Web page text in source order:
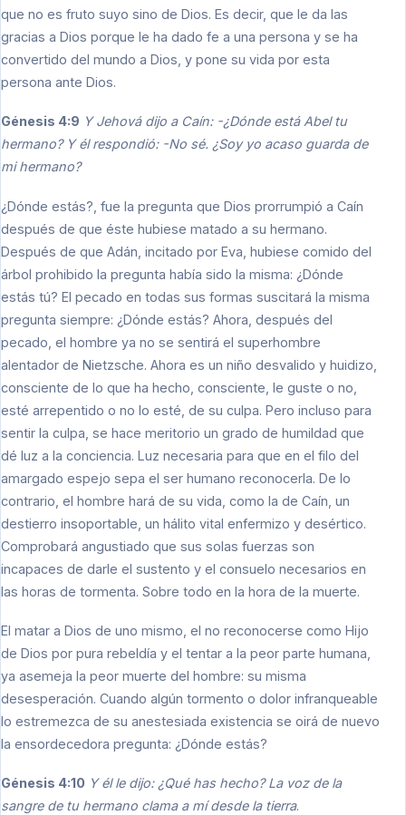
que no es fruto suyo sino de Dios. Es decir, que le da las
gracias a Dios porque le ha dado fe a una persona y se ha
convertido del mundo a Dios, y pone su vida por esta
persona ante Dios.
Génesis 4:9 Y Jehová dijo a Caín: -¿Dónde está Abel tu
hermano? Y él respondió: -No sé. ¿Soy yo acaso guarda de
mi hermano?
¿Dónde estás?, fue la pregunta que Dios prorrumpió a Caín
después de que éste hubiese matado a su hermano.
Después de que Adán, incitado por Eva, hubiese comido del
árbol prohibido la pregunta había sido la misma: ¿Dónde
estás tú? El pecado en todas sus formas suscitará la misma
pregunta siempre: ¿Dónde estás? Ahora, después del
pecado, el hombre ya no se sentirá el superhombre
alentador de Nietzsche. Ahora es un niño desvalido y huidizo,
consciente de lo que ha hecho, consciente, le guste o no,
esté arrepentido o no lo esté, de su culpa. Pero incluso para
sentir la culpa, se hace meritorio un grado de humildad que
dé luz a la conciencia. Luz necesaria para que en el filo del
amargado espejo sepa el ser humano reconocerla. De lo
contrario, el hombre hará de su vida, como la de Caín, un
destierro insoportable, un hálito vital enfermizo y desértico.
Comprobará angustiado que sus solas fuerzas son
incapaces de darle el sustento y el consuelo necesarios en
las horas de tormenta. Sobre todo en la hora de la muerte.
El matar a Dios de uno mismo, el no reconocerse como Hijo
de Dios por pura rebeldía y el tentar a la peor parte humana,
ya asemeja la peor muerte del hombre: su misma
desesperación. Cuando algún tormento o dolor infranqueable
lo estremezca de su anestesiada existencia se oirá de nuevo
la ensordecedora pregunta: ¿Dónde estás?
Génesis 4:10 Y él le dijo: ¿Qué has hecho? La voz de la
sangre de tu hermano clama a mí desde la tierra.